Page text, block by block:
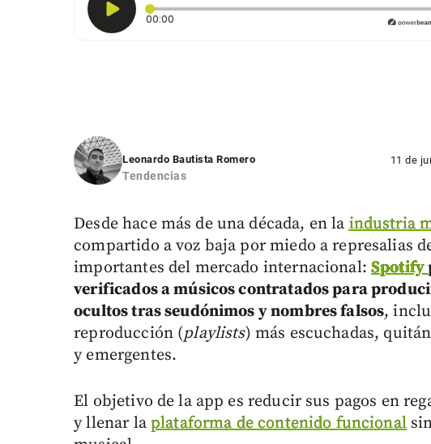
00:00
Leonardo Bautista Romero
Tendencias
11 de
Desde hace más de una década, en laindustria
compartido a voz baja por miedo a represalias
importantes del mercado internacional:Spotify
verificados a músicos contratados para
ocultos tras seudónimos y nombres falsos,
reproducción (playlists) más escuchadas,
y emergentes.
El objetivo de la app es reducir sus pagos en
y llenar la plataforma de contenido funcional